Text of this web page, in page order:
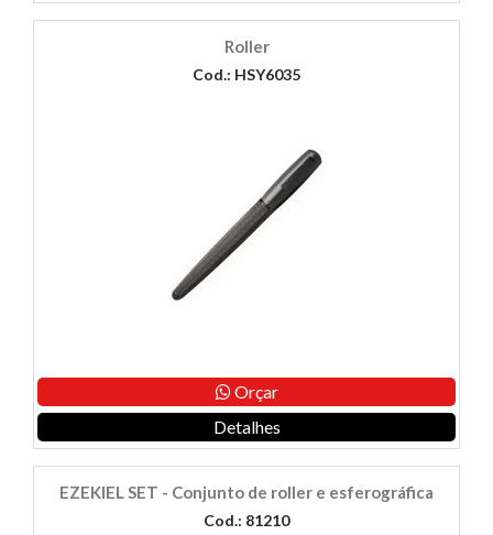
Roller
Cod.: HSY6035
Orçar
Detalhes
EZEKIEL SET - Conjunto de roller e esferográfica
Cod.: 81210